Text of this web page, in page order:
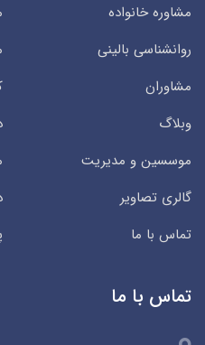
مشاوره خانواده
روانشناسی بالینی
مشاوران
وبلاگ
موسسین و مدیریت
گالری تصاویر
تماس با ما
تماس با ما